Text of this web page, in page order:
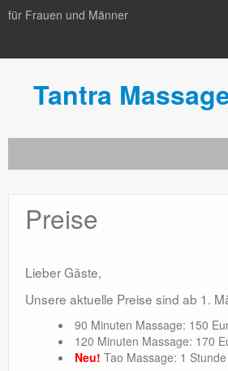
für Frauen und Männer
Tantra
Ambiente
Neue Preise, z.B.: 90 min. 150 Euro
Stellenangebot
Anfahrt
Preise
Lieber Gäste,
Unsere aktuelle Preise sind ab 1.
90 Minuten Massage: 150
120 Minuten Massage: 170
Neu! Tao Massage: 1